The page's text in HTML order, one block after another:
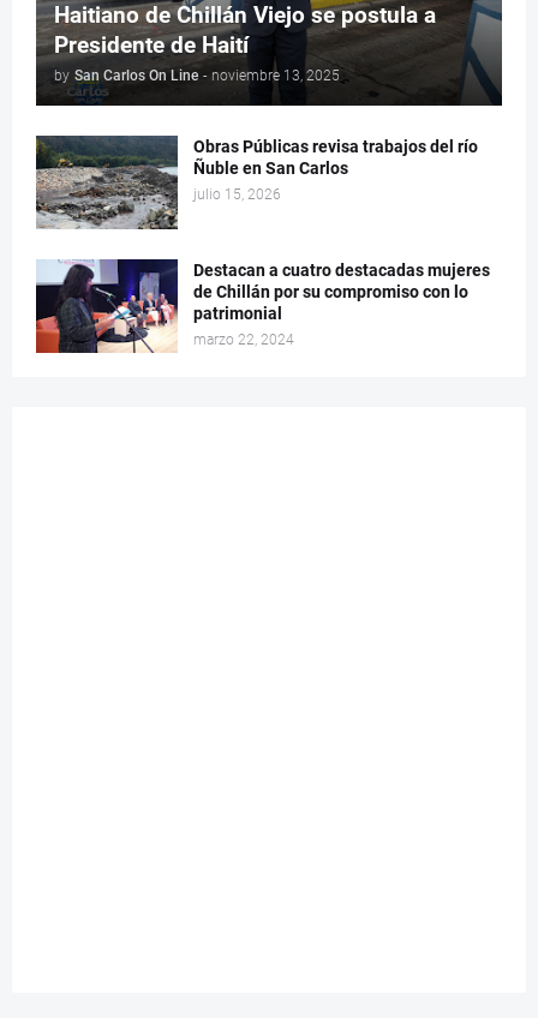
Haitiano de Chillán Viejo se postula a
Presidente de Haití
by San Carlos On Line - noviembre 13, 2025
Obras Públicas revisa trabajos del río
Ñuble en San Carlos
julio 15, 2026
Destacan a cuatro destacadas mujeres
de Chillán por su compromiso con lo
patrimonial
marzo 22, 2024